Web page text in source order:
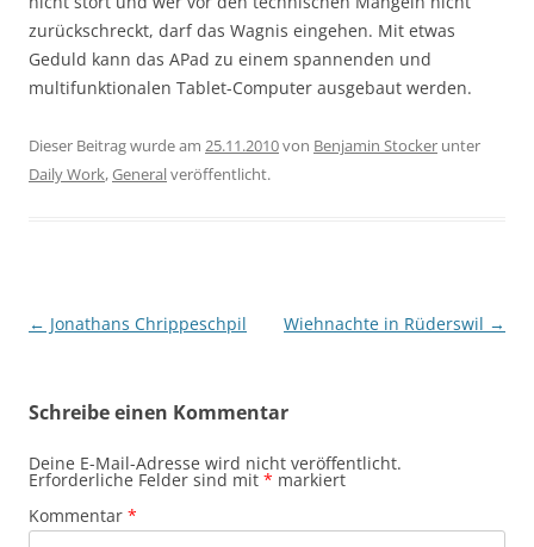
zurückschreckt, darf das Wagnis eingehen. Mit etwas
Geduld kann das APad zu einem spannenden und
multifunktionalen Tablet-Computer ausgebaut werden.
Dieser Beitrag wurde am 25.11.2010von Benjamin Stocker unter
Daily Work,Generalveröffentlicht.
Beitragsnavigation
← Jonathans Chrippeschpil Wiehnachte in Rüderswil →
Schreibe einen Kommentar
Deine E-Mail-Adresse wird nicht veröffentlicht.
Erforderliche Felder sind mit * markiert
Kommentar *